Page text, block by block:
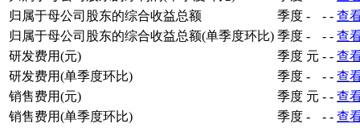
归属于母公司股东的综合收益总额
季度 - - - 查
归属于母公司股东的综合收益总额(单季度环比) 季度 - - - 查
研发费用(元)
季度 元 - - 查
研发费用(单季度环比)
季度 - - - 查
销售费用(元)
季度 元 - - 查
销售费用(单季度环比)
季度 - - - 查